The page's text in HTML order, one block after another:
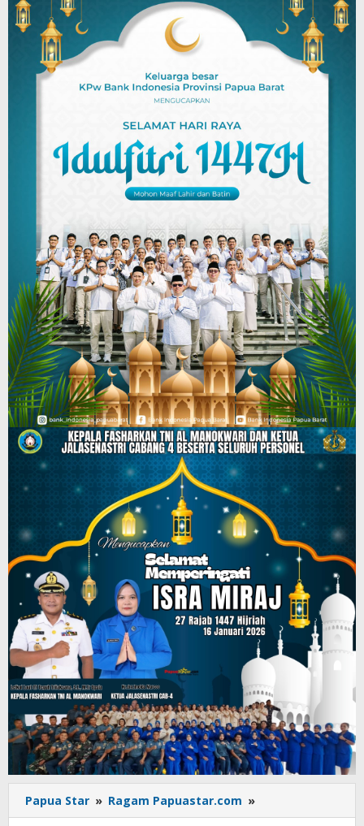
Papua Star » Ragam Papuastar.com »
Kebangkitan